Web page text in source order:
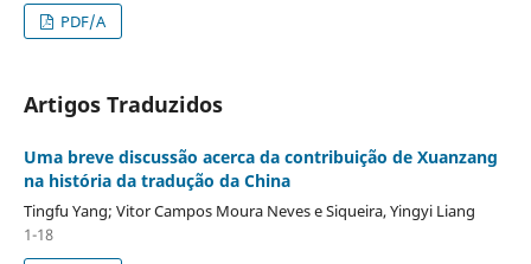
PDF/A
Artigos Traduzidos
Uma breve discussão acerca da contribuição de Xuanzang
na história da tradução da China
Tingfu Yang; Vitor Campos Moura Neves e Siqueira, Yingyi Liang
1-18